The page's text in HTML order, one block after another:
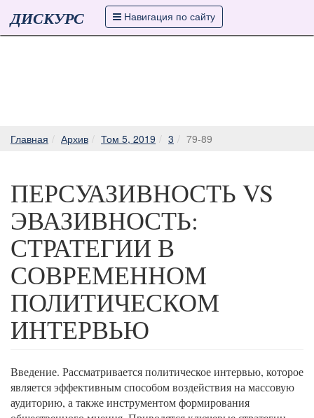
ДИСКУРС Навигация по сайту
Главная Архив Том 5, 2019 3 79-89
ПЕРСУАЗИВНОСТЬ VS
ЭВАЗИВНОСТЬ:
СТРАТЕГИИ В
СОВРЕМЕННОМ
ПОЛИТИЧЕСКОМ
ИНТЕРВЬЮ
Введение. Рассматривается политическое интервью, которое
является эффективным способом воздействия на массовую
аудиторию, а также инструментом формирования